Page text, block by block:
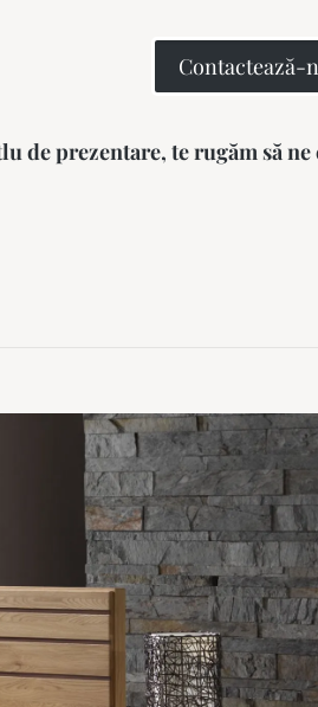
de prezentare, te rugăm să
Contactează-